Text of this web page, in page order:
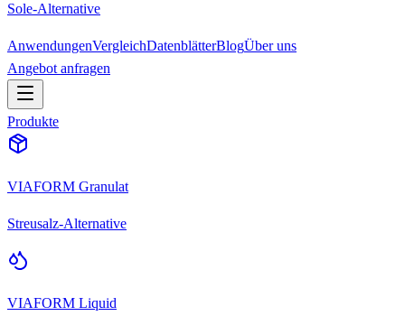
Sole-Alternative
AnwendungenVergleichDatenblätterBlogÜber uns
Angebot anfragen
Produkte
VIAFORM Granulat
Streusalz-Alternative
VIAFORM Liquid